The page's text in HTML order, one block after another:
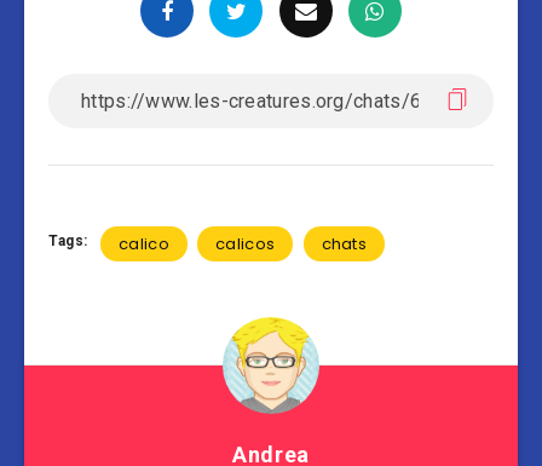
Tags: calico calicos chats
Andrea